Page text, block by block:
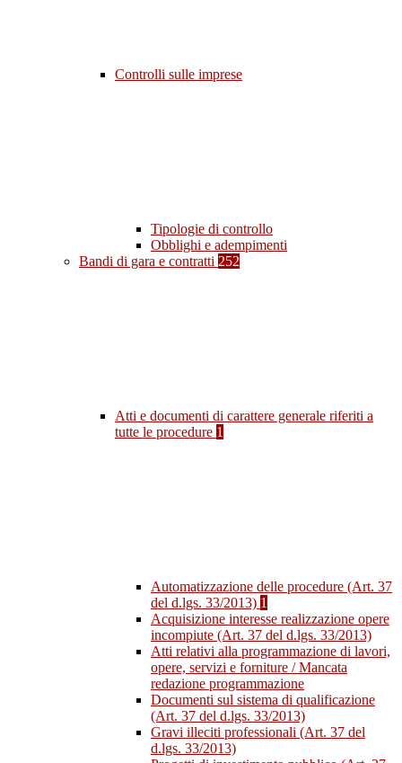
Controlli sulle imprese
Tipologie di controllo
Obblighi e adempimenti
Bandi di gara e contratti 252
Atti e documenti di carattere generale riferiti a
tutte le procedure 1
Automatizzazione delle procedure (Art. 37
del d.lgs. 33/2013) 1
Acquisizione interesse realizzazione opere
incompiute (Art. 37 del d.lgs. 33/2013)
Atti relativi alla programmazione di lavori,
opere, servizi e forniture / Mancata
redazione programmazione
Documenti sul sistema di qualificazione
(Art. 37 del d.lgs. 33/2013)
Gravi illeciti professionali (Art. 37 del
d.lgs. 33/2013)